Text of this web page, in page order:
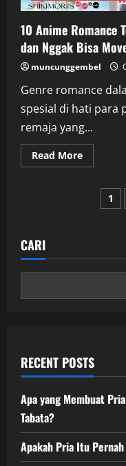
10 Anime Romance
dan Nggak Bisa
muncunggembel
Genre romance
spesial di hati para
remaja yang...
Read MoreRead
more
Anime
Romance
Terbaik
dan
Nggak
On
1
CARI
RECENT POSTS
Apa yang Membuat
Tabata?
Apakah Pria Itu